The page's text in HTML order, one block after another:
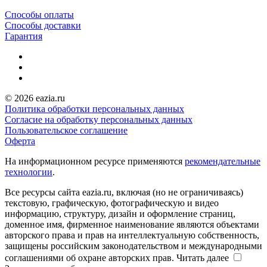
Способы оплаты
Способы доставки
Гарантия
© 2026 eazia.ru
Политика обработки персональных данных
Согласие на обработку персональных данных
Пользовательское соглашение
Оферта
На информационном ресурсе применяются рекомендательные
технологии.
Все ресурсы сайта eazia.ru, включая (но не ограничиваясь)
текстовую, графическую, фотографическую и видео
информацию, структуру, дизайн и оформление страниц,
доменное имя, фирменное наименование являются объектами
авторского права и прав на интеллектуальную собственность,
защищены российским законодательством и международными
соглашениями об охране авторских прав. Читать далее